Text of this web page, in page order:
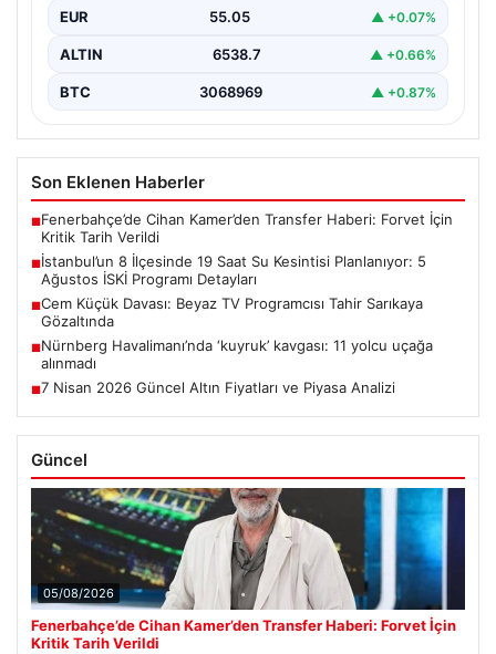
EUR 55.05 ▲ +0.07%
ALTIN 6538.7 ▲ +0.66%
BTC 3068969 ▲ +0.87%
Son Eklenen Haberler
■Fenerbahçe’de Cihan Kamer’den Transfer Haberi: Forvet İçin
Kritik Tarih Verildi
■İstanbul’un 8 İlçesinde 19 Saat Su Kesintisi Planlanıyor: 5
Ağustos İSKİ Programı Detayları
■Cem Küçük Davası: Beyaz TV Programcısı Tahir Sarıkaya
Gözaltında
■Nürnberg Havalimanı’nda ‘kuyruk’ kavgası: 11 yolcu uçağa
alınmadı
■7 Nisan 2026 Güncel Altın Fiyatları ve Piyasa Analizi
Güncel
05/08/2026
Fenerbahçe’de Cihan Kamer’den Transfer Haberi: Forvet İçin
Kritik Tarih Verildi